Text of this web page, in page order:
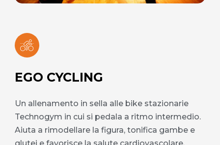
EGO CYCLING
Un allenamento in sella alle bike stazionarie
Technogym in cui si pedala a ritmo intermedio.
Aiuta a rimodellare la figura, tonifica gambe e